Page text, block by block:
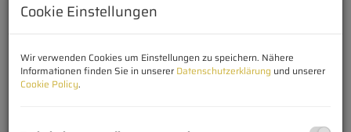
Beschreibung
Cookie Einstellungen
Wir verwenden Cookies um Einstellungen zu speichern. Nähere
Informationen finden Sie in unserer Datenschutzerklärung und unserer
Cookie Policy.